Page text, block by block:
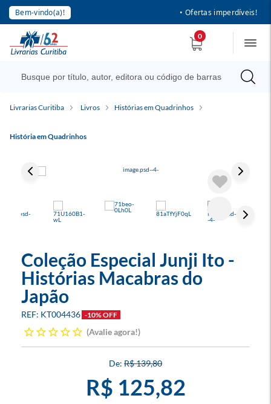
Bem-vindo(a)! • Ofertas imperdíveis!
0
Livrarias Curitiba Livros Histórias em Quadrinhos
História em Quadrinhos
Coleção Especial Junji Ito -
Histórias Macabras do
Japão
KT004436 -10% OFF
Avalie agora!
R$ 139,80
R$ 125,82